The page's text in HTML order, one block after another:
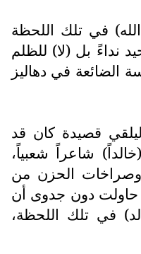
في تلك اللحظة
نداءً بل (لا) للظلم
الضائعة في دهاليز
قصيدة كان قد
شاعراً شعبياً،
وصراخات الحزن من
حاولت دون جدوى أن
في تلك اللحظة،